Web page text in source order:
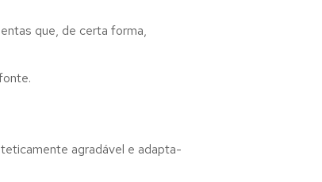
que, de certa forma,
agradável e adapta-